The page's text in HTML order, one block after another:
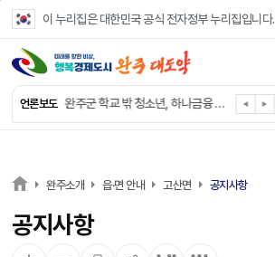
이 누리집은 대한민국 공식 전자정부 누리집입니다.
언론보도
완주 이서면, 홀몸 남성 위한 ‘이서천사 요리교실’
완주군 학교 밖 청소년, 하나금융 장학생 최종 선발
완주군 청소년 여름방학 맞아 “내 손으로 뚝딱”
완주군, 서울대생과 함께하는 ‘청소년 진로드림캠프’ 참가
완주소개 읍·면 안내 고산면 공지사항
공지사항